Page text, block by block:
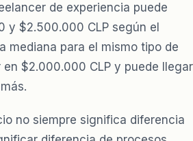
de experiencia puede
y $2.500.000 CLP según el
mediana para el mismo tipo de
$2.000.000 CLP y puede llegar
no siempre significa diferencia